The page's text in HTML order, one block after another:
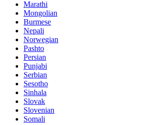
Marathi
Mongolian
Burmese
Nepali
Norwegian
Pashto
Persian
Punjabi
Serbian
Sesotho
Sinhala
Slovak
Slovenian
Somali